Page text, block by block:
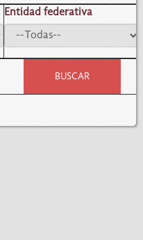
Entidad federativa